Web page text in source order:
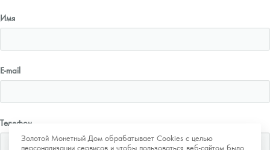
Золотой Монетный Дом обрабатывает Cookies с целью
персонализации сервисов и чтобы пользоваться веб-сайтом было
Имя
E-mail
Телефон